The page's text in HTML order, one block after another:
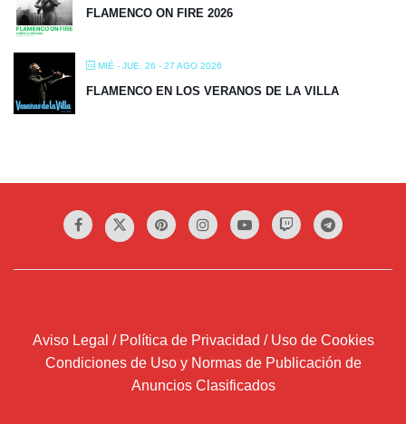
FLAMENCO ON FIRE 2026
MIÉ - JUE, 26 - 27 AGO 2026
FLAMENCO EN LOS VERANOS DE LA VILLA
Aviso Legal / Política de Privacidad / Uso de Cookies
Condiciones de Uso y Normas de Publicación de
Anuncios Clasificados